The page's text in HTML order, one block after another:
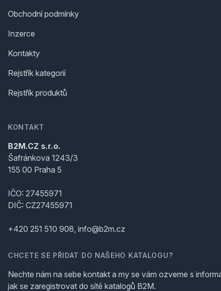
Obchodní podmínky
Inzerce
Kontakty
Rejstřík kategorií
Rejstřík produktů
KONTAKT
B2M.CZ s.r.o.
Šafránkova 1243/3
155 00 Praha 5
IČO: 27455971
DIČ: CZ27455971
+420 251 510 908, info@b2m.cz
CHCETE SE PŘIDAT DO NAŠEHO KATALOGU?
Nechte nám na sebe kontakt a my se vám ozveme s
jak se zaregistrovat do sítě katalogů B2M.